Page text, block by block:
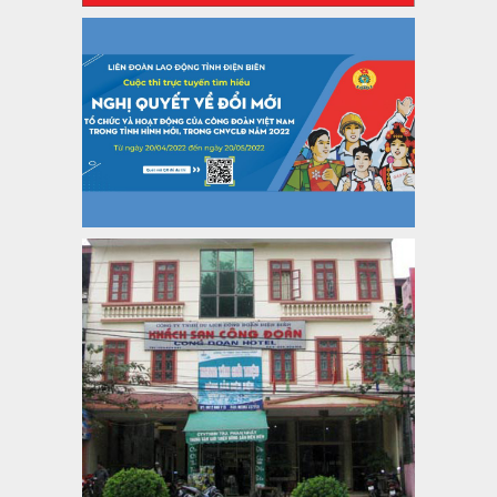
lượt xem: 1066 | lượt tải:437
47-TTCĐ/BTGTU
Thông tin chuyên đề: Một số nôi dung về sắp xếp tổ chức bộ
máy của hệ thống chính trị tinh gọn, hoạt động hiệu lực, hiệu
Thời gian đăng: 25/12/2024
lượt xem: 1221 | lượt tải:339
37/HD-TLĐ
Ban Thanh tra Nhân dân
Thời gian đăng: 27/12/2024
lượt xem: 4944 | lượt tải:1351
35/HD-TLĐ
Hướng dẫn thực hiện một số nội dung chi liên quan đến
công tác kiểm tra, giám sát tại Công đoàn cơ sở
Thời gian đăng: 27/12/2024
lượt xem: 2072 | lượt tải:506
50/2024/QH/15
Luật Công đoàn 2024
Thời gian đăng: 25/12/2024